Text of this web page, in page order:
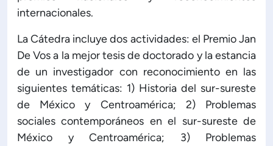
Calidad Académica
Políticas institucionales
Acreditaciones
Boletín de noticias
internacionales.
La Cátedra incluye dos actividades: el Premio Jan
De Vos a la mejor tesis de doctorado y la estancia
de un investigador con reconocimiento en las
siguientes temáticas: 1) Historia del sur-sureste
de México y Centroamérica; 2) Problemas
sociales contemporáneos en el sur-sureste de
México y Centroamérica; 3) Problemas